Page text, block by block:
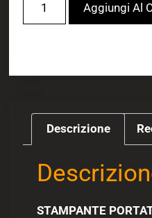
Aggiungi Al
Descrizione
STAMPANTE